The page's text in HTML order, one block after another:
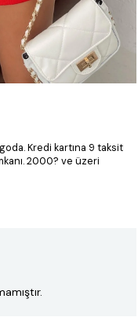
Kredi kartına 9 taksit
2000? ve üzeri